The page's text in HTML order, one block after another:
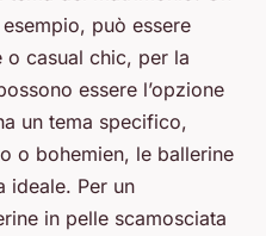
può essere
o casual chic, per la
essere l’opzione
un tema specifico,
o bohemien, le ballerine
ideale. Per un
in pelle scamosciata